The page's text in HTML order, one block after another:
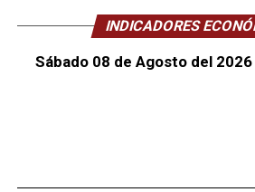
INDICADORES
Sábado 08 de Agosto del 2026